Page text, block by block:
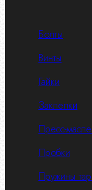
Болты
Винты
Гайки
Заклепки
Пресс-
Пробки
Пружины